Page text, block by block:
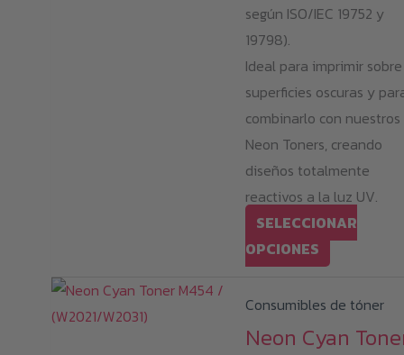
según ISO/IEC 19752 y
19798).
Ideal para imprimir sobre
superficies oscuras y
combinarlo con nuestros
Neon Toners, creando
diseños totalmente
reactivos a la luz UV.
SELECCIONAR
OPCIONES
tiene
múltiples
Consumibles de tóner
Neon Cyan